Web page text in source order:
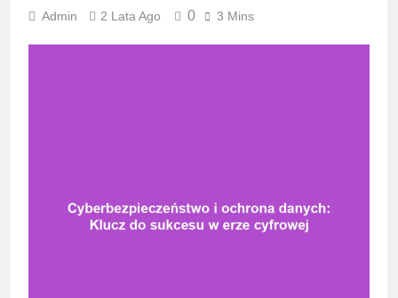
Admin 2 Lata Ago 0 3 Mins